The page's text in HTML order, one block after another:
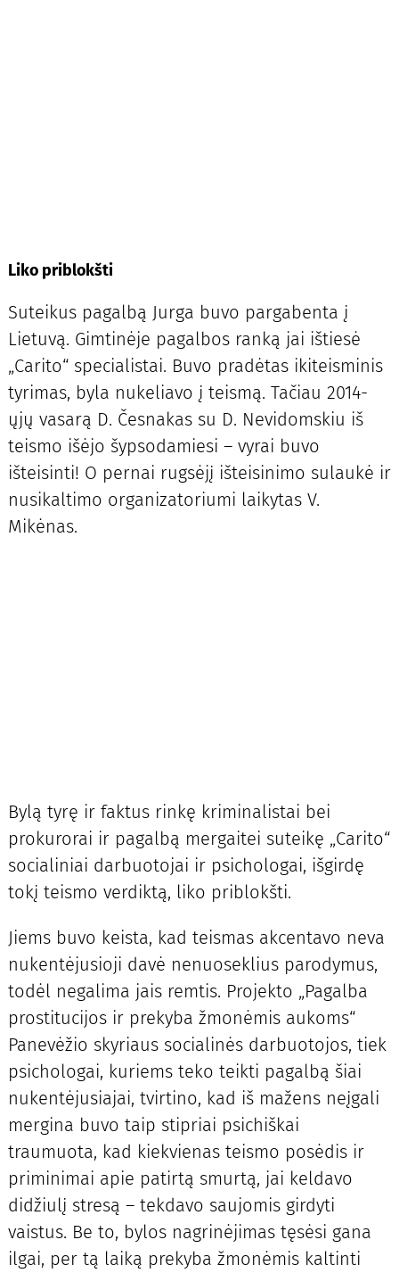
Liko priblokšti
Suteikus pagalbą Jurga buvo pargabenta į
Lietuvą. Gimtinėje pagalbos ranką jai ištiesė
„Carito“ specialistai. Buvo pradėtas ikiteisminis
tyrimas, byla nukeliavo į teismą. Tačiau 2014-
ųjų vasarą D. Česnakas su D. Nevidomskiu iš
teismo išėjo šypsodamiesi – vyrai buvo
išteisinti! O pernai rugsėjį išteisinimo sulaukė ir
nusikaltimo organizatoriumi laikytas V.
Mikėnas.
Bylą tyrę ir faktus rinkę kriminalistai bei
prokurorai ir pagalbą mergaitei suteikę „Carito“
socialiniai darbuotojai ir psichologai, išgirdę
tokį teismo verdiktą, liko priblokšti.
Jiems buvo keista, kad teismas akcentavo neva
nukentėjusioji davė nenuoseklius parodymus,
todėl negalima jais remtis. Projekto „Pagalba
prostitucijos ir prekyba žmonėmis aukoms“
Panevėžio skyriaus socialinės darbuotojos, tiek
psichologai, kuriems teko teikti pagalbą šiai
nukentėjusiajai, tvirtino, kad iš mažens neįgali
mergina buvo taip stipriai psichiškai
traumuota, kad kiekvienas teismo posėdis ir
priminimai apie patirtą smurtą, jai keldavo
didžiulį stresą – tekdavo saujomis girdyti
vaistus. Be to, bylos nagrinėjimas tęsėsi gana
ilgai, per tą laiką prekyba žmonėmis kaltinti